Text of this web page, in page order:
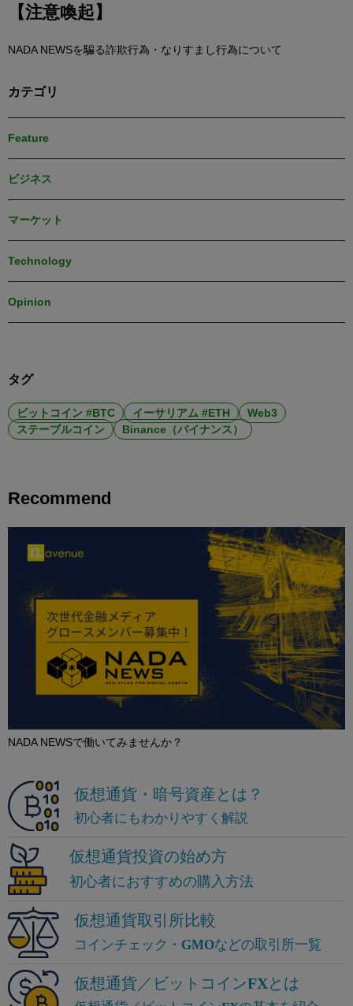
【注意喚起】
NADA NEWSを騙る詐欺行為・なりすまし行為について
カテゴリ
Feature
ビジネス
マーケット
Technology
Opinion
タグ
ビットコイン #BTC イーサリアム #ETH
Web3
ステーブルコイン
Binance（バイナンス）
Recommend
NADA NEWSで働いてみませんか？